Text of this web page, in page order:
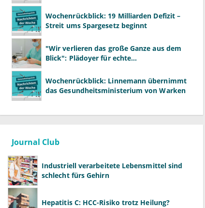
Wochenrückblick: 19 Milliarden Defizit –
Streit ums Spargesetz beginnt
"Wir verlieren das große Ganze aus dem
Blick": Plädoyer für echte
Wochenrückblick: Linnemann übernimmt
das Gesundheitsministerium von Warken
Journal Club
Industriell verarbeitete Lebensmittel sind
schlecht fürs Gehirn
Hepatitis C: HCC-Risiko trotz Heilung?